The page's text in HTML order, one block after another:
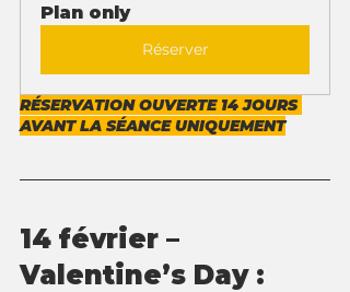
Plan only
Réserver
RÉSERVATION OUVERTE 14 JOURS
AVANT LA SÉANCE UNIQUEMENT
14 février –
Valentine’s Day :